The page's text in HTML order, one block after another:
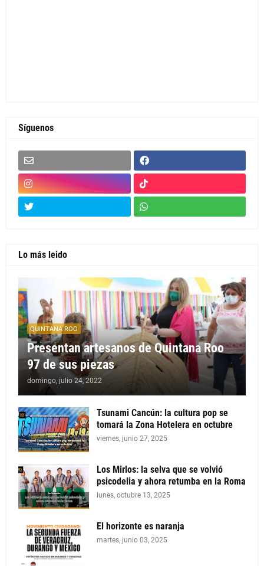
Síguenos
Lo más leido
QUINTANA ROO
Presentan artesanos de Quintana Roo
97 de sus piezas
domingo, julio 24, 2022
Tsunami Cancún: la cultura pop se
tomará la Zona Hotelera en octubre
viernes, junio 27, 2025
Los Mirlos: la selva que se volvió
psicodelia y ahora retumba en la Roma
lunes, octubre 13, 2025
El horizonte es naranja
martes, junio 03, 2025